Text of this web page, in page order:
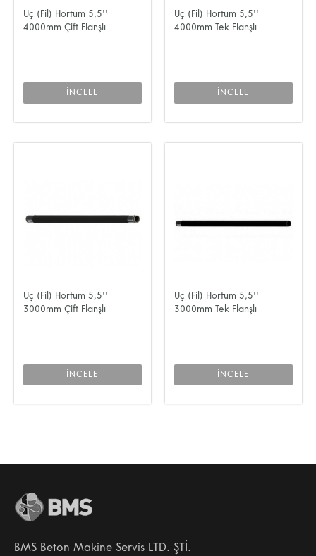
Uç (Fil) Hortum 5,5''
4000mm Çift Flanşlı
İNCELE
Uç (Fil) Hortum 5,5''
4000mm Tek Flanşlı
İNCELE
Uç (Fil) Hortum 5,5''
3000mm Çift Flanşlı
İNCELE
Uç (Fil) Hortum 5,5''
3000mm Tek Flanşlı
İNCELE
BMS Beton Makine Servis LTD. ŞTİ.